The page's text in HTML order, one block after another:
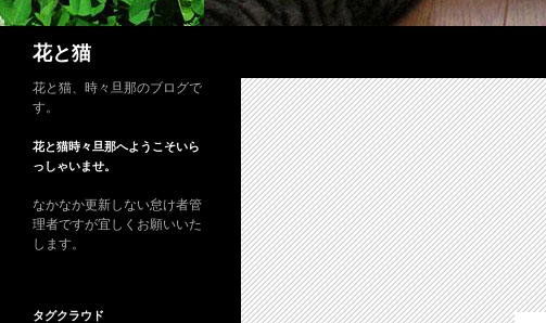
プ
花と猫
花と猫、時々旦那のブログで
す。
花と猫時々旦那へようこそいら
っしゃいませ。
なかなか更新しない怠け者管
理者ですが宜しくお願いいた
します。
タグクラウド